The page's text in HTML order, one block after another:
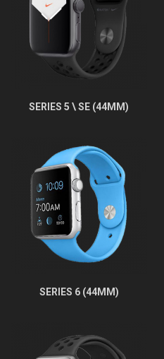
SERIES 5 \ SE (44MM)
SERIES 6 (44MM)